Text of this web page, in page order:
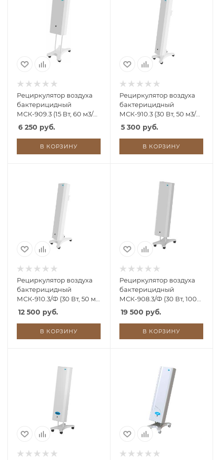
Рециркулятор воздуха
бактерицидный
МСК-909.3 (15 Вт, 60 м3/
час)
6 250 руб.
В КОРЗИНУ
Рециркулятор воздуха
бактерицидный
МСК-910.3 (30 Вт, 50 м3/
час)
5 300 руб.
В КОРЗИНУ
Рециркулятор воздуха
бактерицидный
МСК-910.3/Ф (30 Вт, 50 м3/
час) РУ0
12 500 руб.
В КОРЗИНУ
Рециркулятор воздуха
бактерицидный
МСК-908.3/Ф (30 Вт, 100
м3/час)
19 500 руб.
В КОРЗИНУ